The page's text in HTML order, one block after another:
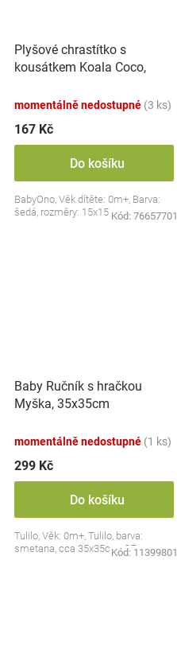
Plyšové chrastítko s
kousátkem Koala Coco,
momentálně nedostupné (3 ks)
167 Kč
Do košíku
BabyOno, Věk dítěte: 0m+, Barva:
šedá, rozměry: 15x15 cm.
Kód: 76657701
Baby Ručník s hračkou
Myška, 35x35cm
momentálně nedostupné (1 ks)
299 Kč
Do košíku
Tulilo, Věk: 0m+, Tulilo, barva:
smetana, cca 35x35cm, CE
Kód: 11399801